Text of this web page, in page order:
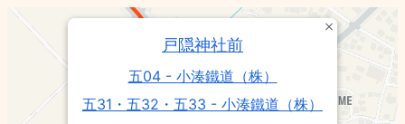
戸隠神社前
五04 - 小湊鐵道（株）
五31・五32・五33 - 小湊鐵道（株）